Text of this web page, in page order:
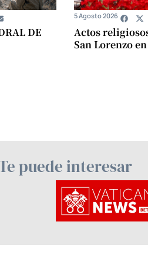
DE
Actos
San Lorenzo
5 Agosto 2026
puede interesar